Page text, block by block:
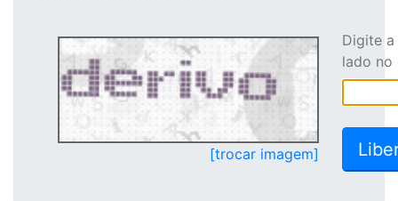
[trocar imagem]
Digite
lado no